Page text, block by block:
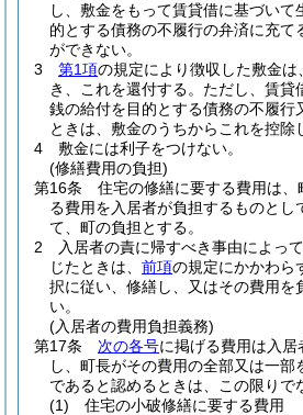
し、敷金をもって賃貸借に基づいて
的とする債務の不履行の弁済に充て
ができない。
3
第1項の規定により徴収した敷金は
き、これを還付する。 ただし、賃貸
銭の給付を目的とする債務の不履行
ときは、敷金のうちからこれを控除
4
敷金には利子をつけない。
(修繕費用の負担)
第16条
住宅の修繕に要する費用は
る費用を入居者が負担するものとし
て、町の負担とする。
2
入居者の責に帰すべき事由によっ
じたときは、 前項の規定にかかわら
択に従い、修繕し、又はその費用を
い。
(入居者の費用負担義務)
第17条
次の各号に掲げる費用は入居
し、町長がその費用の全部又は一部
であると認めるときは、この限りで
(1)
住宅の小破修繕に要する費用